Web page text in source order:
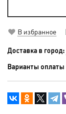
В избранное
Доставка в город:
Варианты оплаты